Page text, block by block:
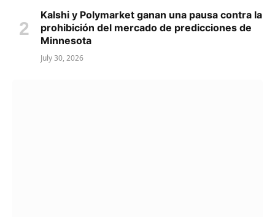
Kalshi y Polymarket ganan una pausa contra la
prohibición del mercado de predicciones de
Minnesota
July 30, 2026